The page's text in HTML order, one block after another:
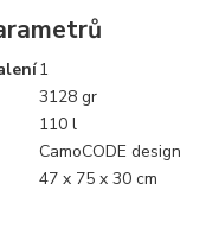
1
3128 gr
110 l
CamoCODE design
47 x 75 x 30 cm